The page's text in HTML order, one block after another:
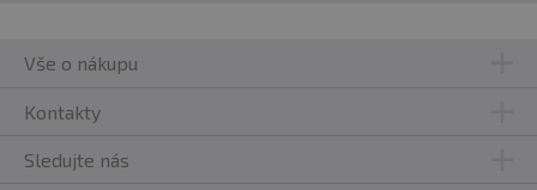
Vše o nákupu
Kontakty
Sledujte nás